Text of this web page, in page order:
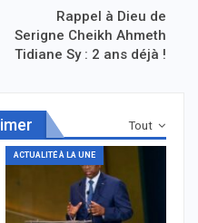
Rappel à Dieu de
Serigne Cheikh Ahmeth
Tidiane Sy : 2 ans déjà !
Tout
ACTUALITÉ À LA UNE